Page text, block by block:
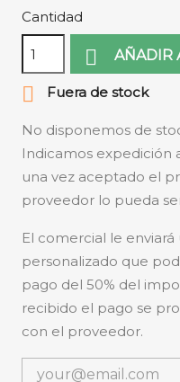
Cantidad
 AÑADIR
 Fuera de stock
No disponemos de
Indicamos expedición
una vez aceptado el
proveedor lo pueda
El comercial le
personalizado que
pago del 50% del
recibido el pago se
con el proveedor.